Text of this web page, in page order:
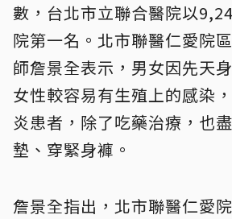
數，台北市立聯合醫院以
院第一名。北市聯醫仁愛院
師詹景全表示，男女因先天
女性較容易有生殖上的感染
炎患者，除了吃藥治療，也
墊、穿緊身褲。
詹景全指出，北市聯醫仁愛